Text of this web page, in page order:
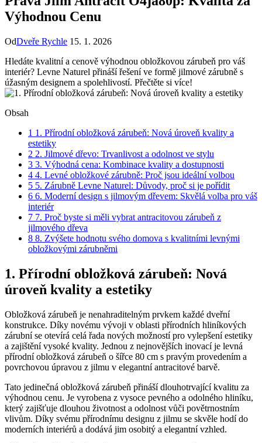
Výhodnou Cenu
OdDveře Rychle 15. 1. 2026
Hledáte kvalitní a cenově výhodnou obložkovou zárubeň pro váš
interiér? Levne Naturel přináší řešení ve formě jilmové zárubně s
úžasným designem a spolehlivostí. Přečtěte si více!
Obsah
1 1. Přírodní obložková zárubeň: Nová úroveň kvality a
estetiky
2 2. Jilmové dřevo: Trvanlivost a odolnost ve stylu
3 3. Výhodná cena: Kombinace kvality a dostupnosti
4 4. Levné obložkové zárubně: Proč jsou ideální volbou
5 5. Zárubně Levne Naturel: Důvody, proč si je pořídit
6 6. Moderní design s jilmovým dřevem: Skvělá volba pro váš
interiér
7 7. Proč byste si měli vybrat antracitovou zárubeň z
jilmového dřeva
8 8. Zvýšete hodnotu svého domova s kvalitními levnými
obložkovými zárubněmi
1. Přírodní obložková zárubeň: Nová
úroveň kvality a estetiky
Obložková zárubeň je nenahraditelným prvkem každé dveřní
konstrukce. Díky novému vývoji v oblasti přírodních hliníkových
zárubní se otevírá celá řada nových možností pro vylepšení estetiky
a zajištění vysoké kvality. Jednou z nejnovějších inovací je levná
přírodní obložková zárubeň o šířce 80 cm s pravým provedením a
povrchovou úpravou z jilmu v elegantní antracitové barvě.
Tato jedinečná obložková zárubeň přináší dlouhotrvající kvalitu za
výhodnou cenu. Je vyrobena z vysoce pevného a odolného hliníku,
který zajišťuje dlouhou životnost a odolnost vůči povětrnostním
vlivům. Díky svému přírodnímu designu z jilmu se skvěle hodí do
moderních interiérů a dodává jim osobitý a elegantní vzhled.